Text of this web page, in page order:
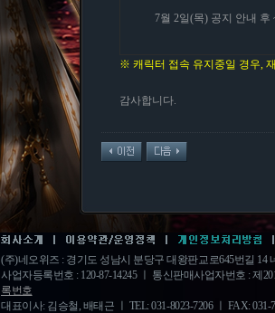
7월 2일(목) 공지 안내 후
※ 캐릭터 접속 유지중일 경우,
감사합니다.
(주)네오위즈 : 경기도 성남시 분당구 대왕판교로645번길 14
사업자등록번호 : 120-87-14245 ㅣ 통신판매사업자번호 : 제
록번호
대표이사: 김승철, 배태근 ㅣ TEL: 031-8023-7206 ㅣ FAX: 031-